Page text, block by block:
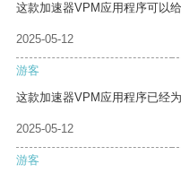
这款加速器VPM应用程序可以
2025-05-12
游客
这款加速器VPM应用程序已经
2025-05-12
游客